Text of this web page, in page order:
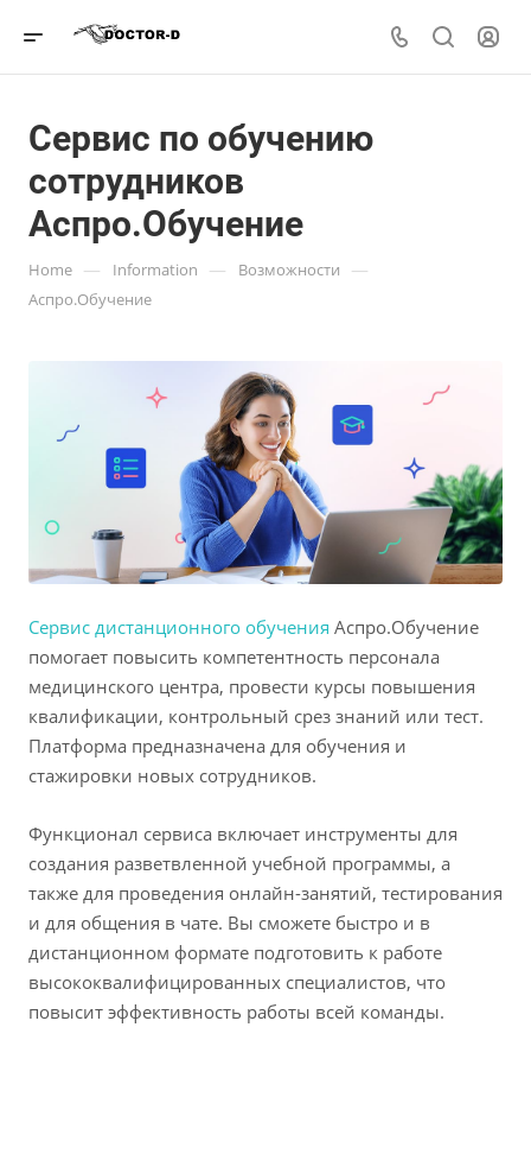
Сервис по обучению
сотрудников
Аспро.Обучение
Home — Information — Возможности —
Аспро.Обучение
Сервис дистанционного обучения Аспро.Обучение
помогает повысить компетентность персонала
медицинского центра, провести курсы повышения
квалификации, контрольный срез знаний или тест.
Платформа предназначена для обучения и
стажировки новых сотрудников.
Функционал сервиса включает инструменты для
создания разветвленной учебной программы, а
также для проведения онлайн-занятий, тестирования
и для общения в чате. Вы сможете быстро и в
дистанционном формате подготовить к работе
высококвалифицированных специалистов, что
повысит эффективность работы всей команды.